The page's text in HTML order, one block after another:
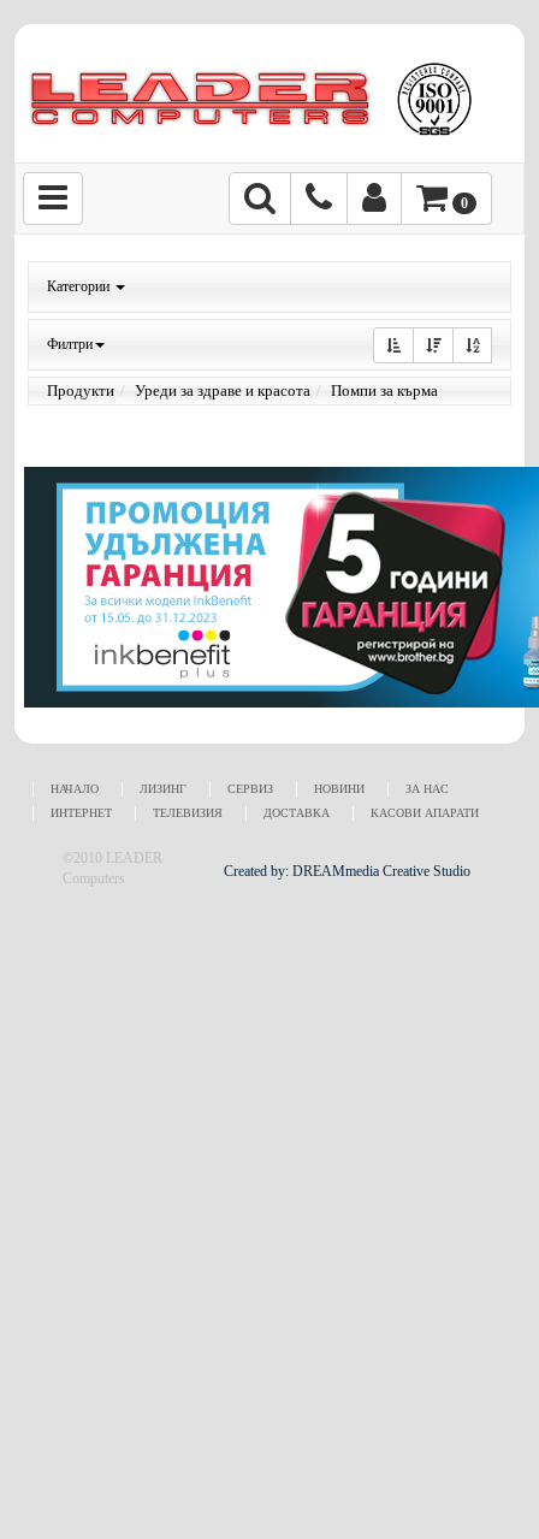
0
Категории
Филтри
Продукти Уреди за здраве и красота Помпи за кърма
НАЧАЛО ЛИЗИНГ СЕРВИЗ НОВИНИ
ЗА НАС
ИНТЕРНЕТ
ТЕЛЕВИЗИЯ ДОСТАВКА КАСОВИ АПАРАТИ
Created by: DREAMmedia Creative Studio
©2010 LEADER
Computers